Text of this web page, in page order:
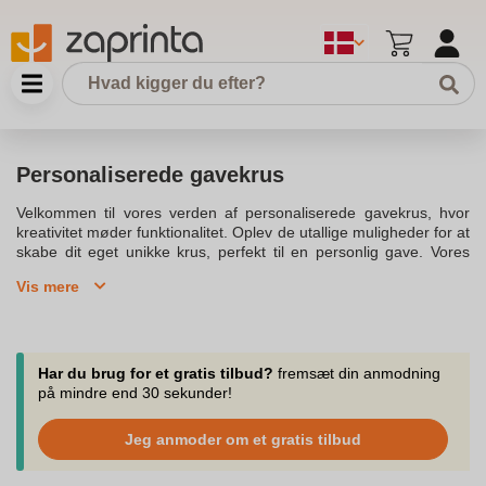
Personaliserede gavekrus
Velkommen til vores verden af personaliserede gavekrus, hvor
kreativitet møder funktionalitet. Oplev de utallige muligheder for at
skabe dit eget unikke krus, perfekt til en personlig gave. Vores
stål, hvilket sikrer langvarig holdbarhed og stilfuldt
besked, hvilket gør hvert produkt unikt. Vælg fra vores kollektion
af elegante og stilfulde designs, som kan bringe et smil til dine
kære. Disse personaliserede krus er mere end bare en gave; de
personaliserede krus er ideelle til enhver lejlighed, hvad enten det
er en fødselsdag, jubilæum eller bare for at forkæle dig selv. De er
perfekt til både kaffe eller te elskere, og vores koniske krus med
Vis mere
Har du brug for et gratis tilbud? fremsæt din anmodning
på mindre end 30 sekunder!
Jeg anmoder om et gratis tilbud